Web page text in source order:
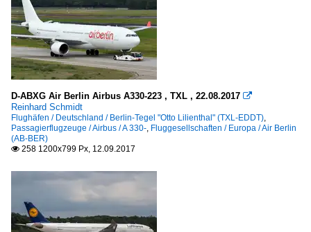
D-ABXG Air Berlin Airbus A330-223 , TXL , 22.08.2017 
Reinhard Schmidt
Flughäfen / Deutschland / Berlin-Tegel "Otto Lilienthal" (TXL-EDDT),
Passagierflugzeuge / Airbus / A 330-, Fluggesellschaften / Europa / Air Berlin
(AB-BER)
 258 1200x799 Px, 12.09.2017